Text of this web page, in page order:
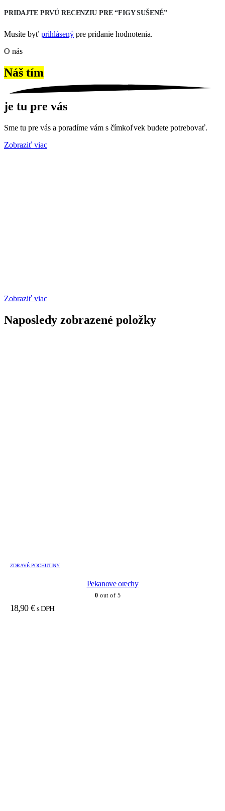
PRIDAJTE PRVÚ RECENZIU PRE “FIGY SUŠENÉ”
Musíte byť prihlásený pre pridanie hodnotenia.
O nás
Náš tím
je tu pre vás
Sme tu pre vás a poradíme vám s čímkoľvek budete potrebovať.
Zobraziť viac
Zobraziť viac
Naposledy zobrazené položky
ZDRAVÉ POCHUTINY
Pekanove orechy
0 out of 5
18,90 € s DPH